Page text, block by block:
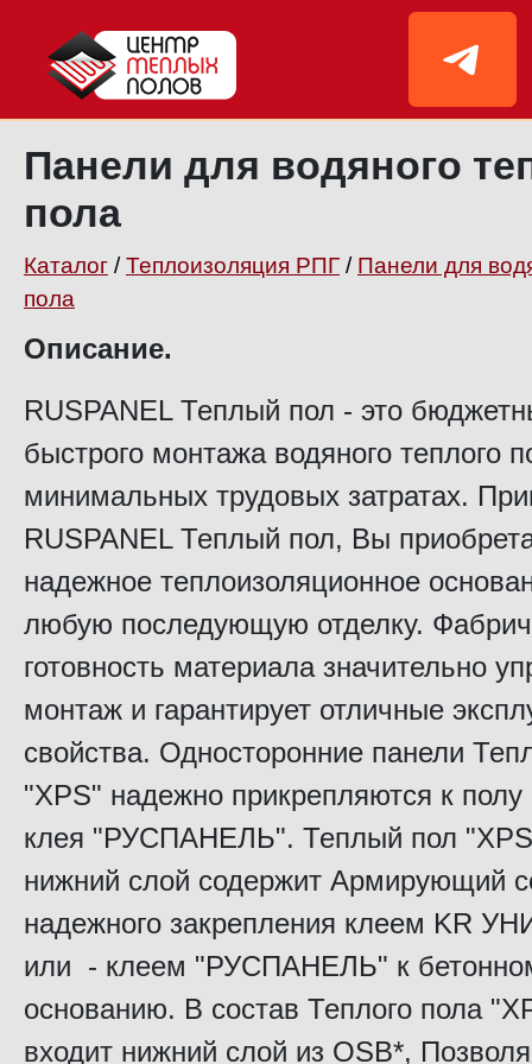
Панели для водяного
пола
Каталог /Теплоизоляция РПГ / Панели для
пола
Описание.
RUSPANEL Теплый пол - это
быстрого монтажа водяного теплого
минимальных трудовых затратах.
RUSPANEL Теплый пол, Вы
надежное теплоизоляционное
любую последующую отделку.
готовность материала значительно
монтаж и гарантирует отличные
свойства. Односторонние панели
"XPS" надежно прикрепляются к
клея "РУСПАНЕЛЬ". Теплый пол
нижний слой содержит Армирующий
надежного закрепления клеем KR
или - клеем "РУСПАНЕЛЬ" к
основанию. В состав Теплого пола
входит нижний слой из OSB*,